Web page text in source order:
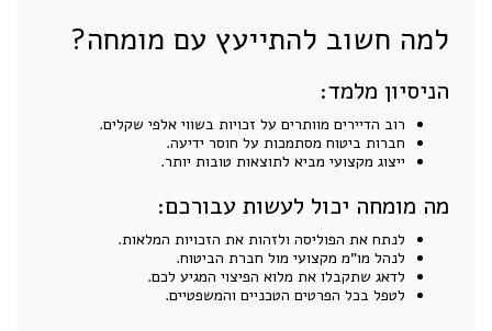
למה חשוב להתייעץ עם מומחה?
הניסיון מלמד:
רוב הדיירים מוותרים על זכויות בשווי אלפי שקלים.
חברות ביטוח מסתמכות על חוסר ידיעה.
ייצוג מקצועי מביא לתוצאות טובות יותר.
מה מומחה יכול לעשות עבורכם:
לנתח את הפוליסה ולזהות את הזכויות המלאות.
לנהל מו"מ מקצועי מול חברת הביטוח.
לדאג שתקבלו את מלוא הפיצוי המגיע לכם.
לטפל בכל הפרטים הטכניים והמשפטיים.